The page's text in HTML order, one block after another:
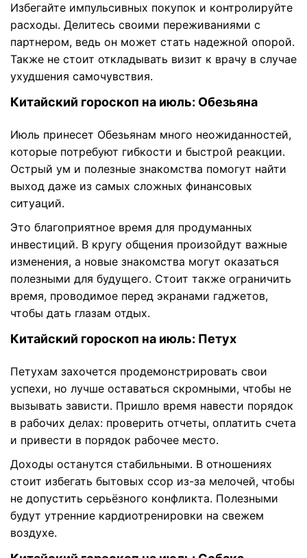
Избегайте импульсивных покупок и контролируйте
расходы. Делитесь своими переживаниями с
партнером, ведь он может стать надежной опорой.
Также не стоит откладывать визит к врачу в случае
ухудшения самочувствия.
Китайский гороскоп на июль: Обезьяна
Июль принесет Обезьянам много неожиданностей,
которые потребуют гибкости и быстрой реакции.
Острый ум и полезные знакомства помогут найти
выход даже из самых сложных финансовых
ситуаций.
Это благоприятное время для продуманных
инвестиций. В кругу общения произойдут важные
изменения, а новые знакомства могут оказаться
полезными для будущего. Стоит также ограничить
время, проводимое перед экранами гаджетов,
чтобы дать глазам отдых.
Китайский гороскоп на июль: Петух
Петухам захочется продемонстрировать свои
успехи, но лучше оставаться скромными, чтобы не
вызывать зависти. Пришло время навести порядок
в рабочих делах: проверить отчеты, оплатить счета
и привести в порядок рабочее место.
Доходы останутся стабильными. В отношениях
стоит избегать бытовых ссор из-за мелочей, чтобы
не допустить серьёзного конфликта. Полезными
будут утренние кардиотренировки на свежем
воздухе.